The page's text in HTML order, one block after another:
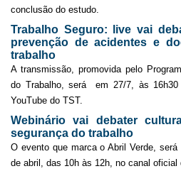
conclusão do estudo.
Trabalho Seguro: live vai
prevenção de acidentes e
trabalho
A transmissão, promovida pelo
do Trabalho, será em 27/7, às
YouTube do TST.
Webinário vai debater
segurança do trabalho
O evento que marca o Abril Verde,
de abril, das 10h às 12h, no canal oficial